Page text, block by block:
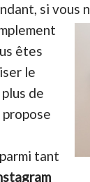
si vous
êtes
le
de
tant